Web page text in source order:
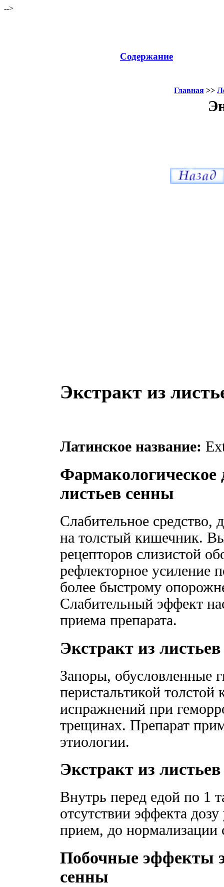
-->
Содержание
Главная >>
Экстракт из
Латинское название:
Фармакологическое
листьев сенны
Слабительное
на толстый кишечник.
рецепторов слизистой
рефлекторное усиление
более быстрому
Слабительный эффект
приема препарата.
Экстракт из
Запоры, обусловленные
перистальтикой
испражнений при
трещинах. Препарат
этиологии.
Экстракт из
Внутрь перед едой по 1
отсутствии эффекта
прием, до нормализации
Побочные эффекты
сенны